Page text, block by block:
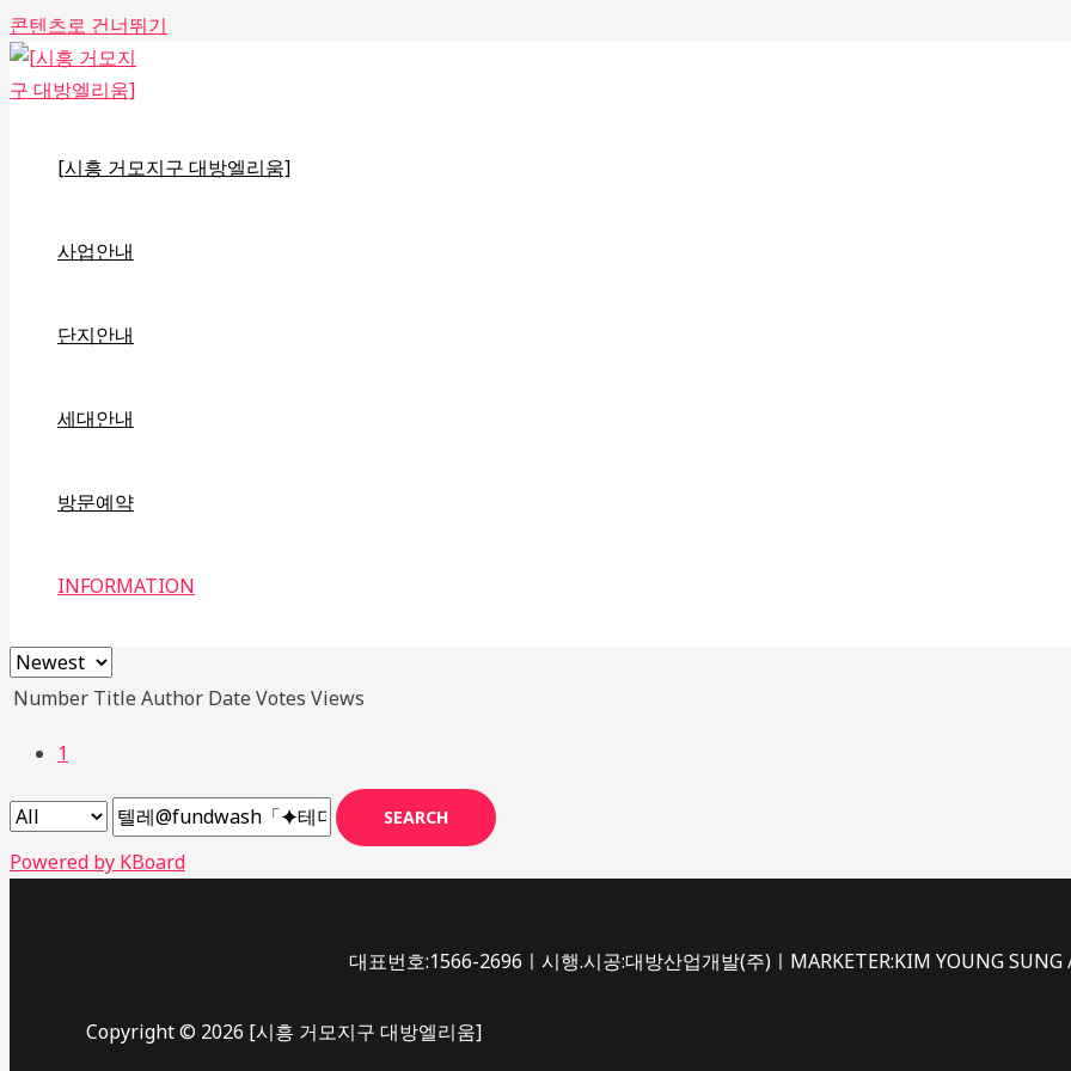
콘텐츠로 건너뛰기
[시흥 거모지구 대방엘리움]
사업안내
단지안내
세대안내
방문예약
INFORMATION
Number Title Author Date Votes Views
1
SEARCH
Powered by KBoard
대표번호:1566-2696ㅣ시행.시공:대방산업개발(주)ㅣMARKETER:KIM YOUNG
Copyright © 2026 [시흥 거모지구 대방엘리움]